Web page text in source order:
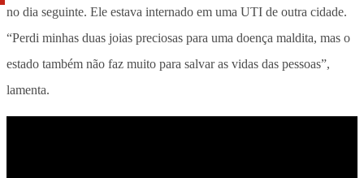
no dia seguinte. Ele estava internado em uma UTI de outra cidade.
“Perdi minhas duas joias preciosas para uma doença maldita, mas o
estado também não faz muito para salvar as vidas das pessoas”,
lamenta.